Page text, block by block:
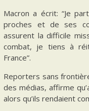
Macron a écrit: “Je
proches et de ses
assurent la difficile
combat, je tiens à
France”.
Reporters sans
des médias, affirme
alors qu’ils rendaient